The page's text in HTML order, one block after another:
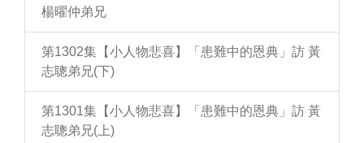
楊曜仲弟兄
第1302集【小人物悲喜】「患難中的恩典」訪 黃
志聰弟兄(下)
第1301集【小人物悲喜】「患難中的恩典」訪 黃
志聰弟兄(上)